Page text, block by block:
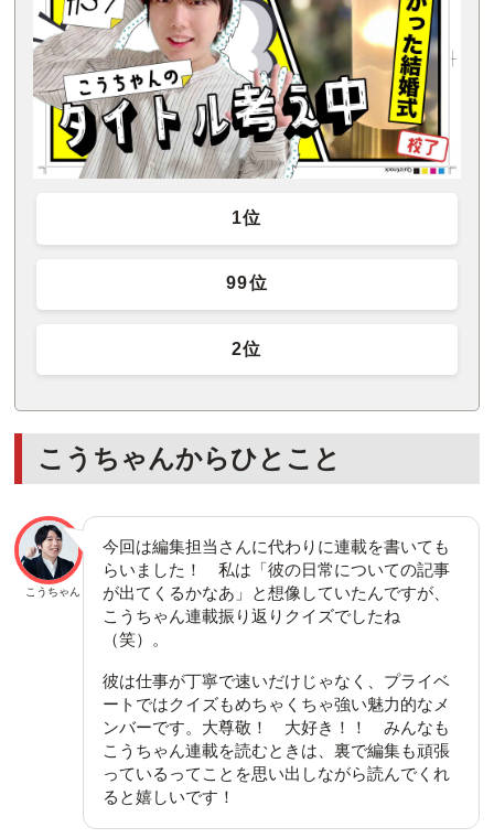
1位
99位
2位
こうちゃんからひとこと
こうちゃん
今回は編集担当さんに代わりに連載を書いても
らいました！ 私は「彼の日常についての記事
が出てくるかなあ」と想像していたんですが、
こうちゃん連載振り返りクイズでしたね
（笑）。
彼は仕事が丁寧で速いだけじゃなく、プライベ
ートではクイズもめちゃくちゃ強い魅力的なメ
ンバーです。大尊敬！ 大好き！！ みんなも
こうちゃん連載を読むときは、裏で編集も頑張
っているってことを思い出しながら読んでくれ
ると嬉しいです！